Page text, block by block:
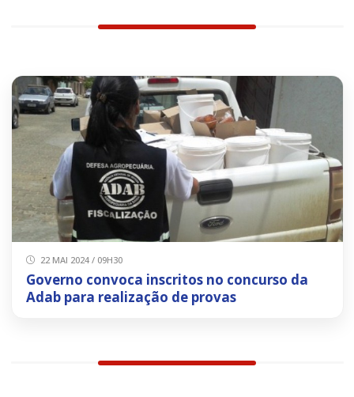
22 MAI 2024 / 09H30
Governo convoca inscritos no concurso da
Adab para realização de provas